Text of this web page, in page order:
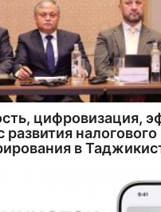
цифровизация,
развития налогового
в